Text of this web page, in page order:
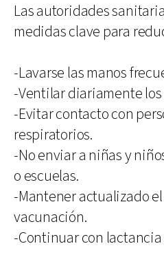
Las autoridades
medidas clave para
-Lavarse las manos
-Ventilar diariamente
-Evitar contacto con
respiratorios.
-No enviar a niñas y
o escuelas.
-Mantener actualizado
vacunación.
-Continuar con